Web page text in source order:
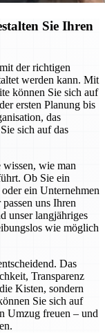
Sie Ihren
der richtigen
werden kann. Mit
können Sie sich auf
ersten Planung bis
das
sich auf das
wissen, wie man
Ob Sie ein
ein Unternehmen
uns Ihren
unser langjähriges
wie möglich
Das
Transparenz
Kisten, sondern
Sie sich auf
Umzug freuen – und